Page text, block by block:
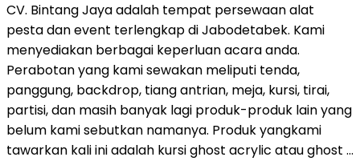
CV. Bintang Jaya adalah tempat persewaan alat
pesta dan event terlengkap di Jabodetabek. Kami
menyediakan berbagai keperluan acara anda.
Perabotan yang kami sewakan meliputi tenda,
panggung, backdrop, tiang antrian, meja, kursi, tirai,
partisi, dan masih banyak lagi produk-produk lain yang
belum kami sebutkan namanya. Produk yangkami
tawarkan kali ini adalah kursi ghost acrylic atau ghost …